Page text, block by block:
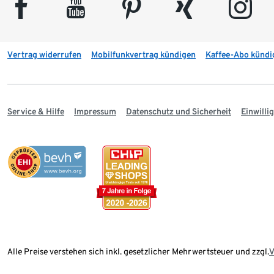
facebook youtube pinterest xing instagram
Vertrag widerrufen Mobilfunkvertrag kündigen Kaffee-Abo
Service & Hilfe Impressum Datenschutz und Sicherheit
Alle Preise verstehen sich inkl. gesetzlicher Mehrwertsteuer und zzgl.